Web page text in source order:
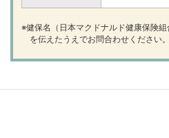
※健保名（日本マクドナルド健康保険
を伝えたうえでお問合わせください。